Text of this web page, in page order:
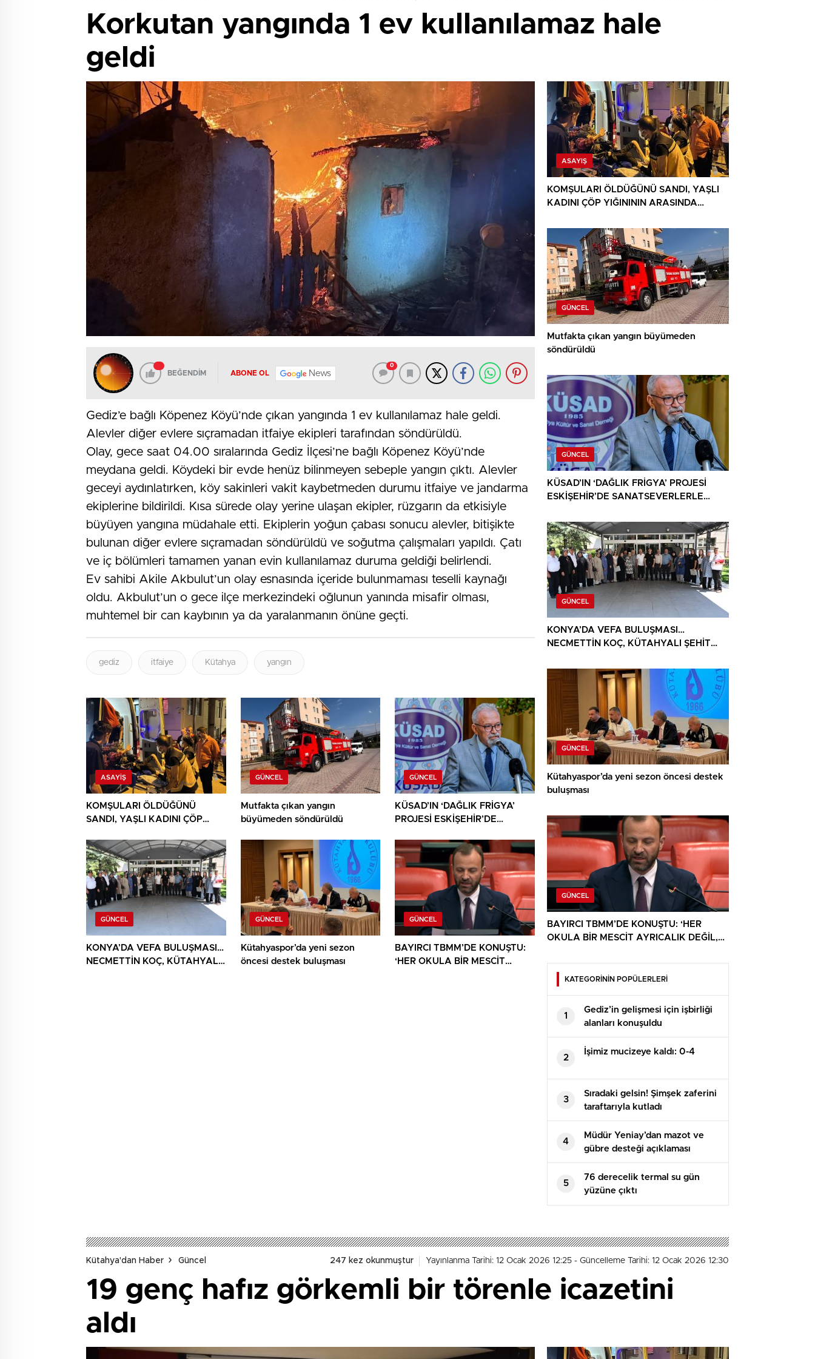
Korkutan yangında 1 ev kullanılamaz hale
geldi
BEĞENDİM ABONE OL News
0
Gediz’e bağlı Köpenez Köyü’nde çıkan yangında 1 ev kullanılamaz hale geldi.
Alevler diğer evlere sıçramadan itfaiye ekipleri tarafından söndürüldü.
Olay, gece saat 04.00 sıralarında Gediz İlçesi’ne bağlı Köpenez Köyü’nde
meydana geldi. Köydeki bir evde henüz bilinmeyen sebeple yangın çıktı. Alevler
geceyi aydınlatırken, köy sakinleri vakit kaybetmeden durumu itfaiye ve jandarma
ekiplerine bildirildi. Kısa sürede olay yerine ulaşan ekipler, rüzgarın da etkisiyle
büyüyen yangına müdahale etti. Ekiplerin yoğun çabası sonucu alevler, bitişikte
bulunan diğer evlere sıçramadan söndürüldü ve soğutma çalışmaları yapıldı. Çatı
ve iç bölümleri tamamen yanan evin kullanılamaz duruma geldiği belirlendi.
Ev sahibi Akile Akbulut’un olay esnasında içeride bulunmaması teselli kaynağı
oldu. Akbulut’un o gece ilçe merkezindeki oğlunun yanında misafir olması,
muhtemel bir can kaybının ya da yaralanmanın önüne geçti.
gediz itfaiye Kütahya yangın
ASAYIŞ
KOMŞULARI ÖLDÜĞÜNÜ
SANDI, YAŞLI KADINI ÇÖP
BULUNDU
GÜNCEL
Mutfakta çıkan yangın
büyümeden söndürüldü
GÜNCEL
KÜSAD’IN ‘DAĞLIK FRİGYA’
PROJESİ ESKİŞEHİR’DE
BULUŞUYOR
GÜNCEL
KONYA’DA VEFA BULUŞMASI…
NECMETTİN KOÇ, KÜTAHYALI
GÜNCEL
Kütahyaspor’da yeni sezon
öncesi destek buluşması
GÜNCEL
BAYIRCI TBMM’DE KONUŞTU:
‘HER OKULA BİR MESCİT
ASAYIŞ
KOMŞULARI ÖLDÜĞÜNÜ SANDI, YAŞLI
KADINI ÇÖP YIĞINININ ARASINDA
GÜNCEL
Mutfakta çıkan yangın büyümeden
söndürüldü
GÜNCEL
KÜSAD’IN ‘DAĞLIK FRİGYA’ PROJESİ
ESKİŞEHİR’DE SANATSEVERLERLE
GÜNCEL
KONYA’DA VEFA BULUŞMASI…
NECMETTİN KOÇ, KÜTAHYALI ŞEHİT
GÜNCEL
Kütahyaspor’da yeni sezon öncesi destek
buluşması
GÜNCEL
BAYIRCI TBMM’DE KONUŞTU: ‘HER
OKULA BİR MESCİT AYRICALIK DEĞİL,
KATEGORİNİN POPÜLERLERİ
1
Gediz’in gelişmesi için işbirliği
alanları konuşuldu
2
İşimiz mucizeye kaldı: 0-4
3
Sıradaki gelsin! Şimşek zaferini
taraftarıyla kutladı
4
Müdür Yeniay’dan mazot ve
gübre desteği açıklaması
5
76 derecelik termal su gün
yüzüne çıktı
Kütahya'dan Haber Güncel 247 kez okunmuştur Yayınlanma Tarihi: 12 Ocak 2026 12:25 - Güncelleme Tarihi: 12 Ocak 2026 12:30
19 genç hafız görkemli bir törenle icazetini
aldı